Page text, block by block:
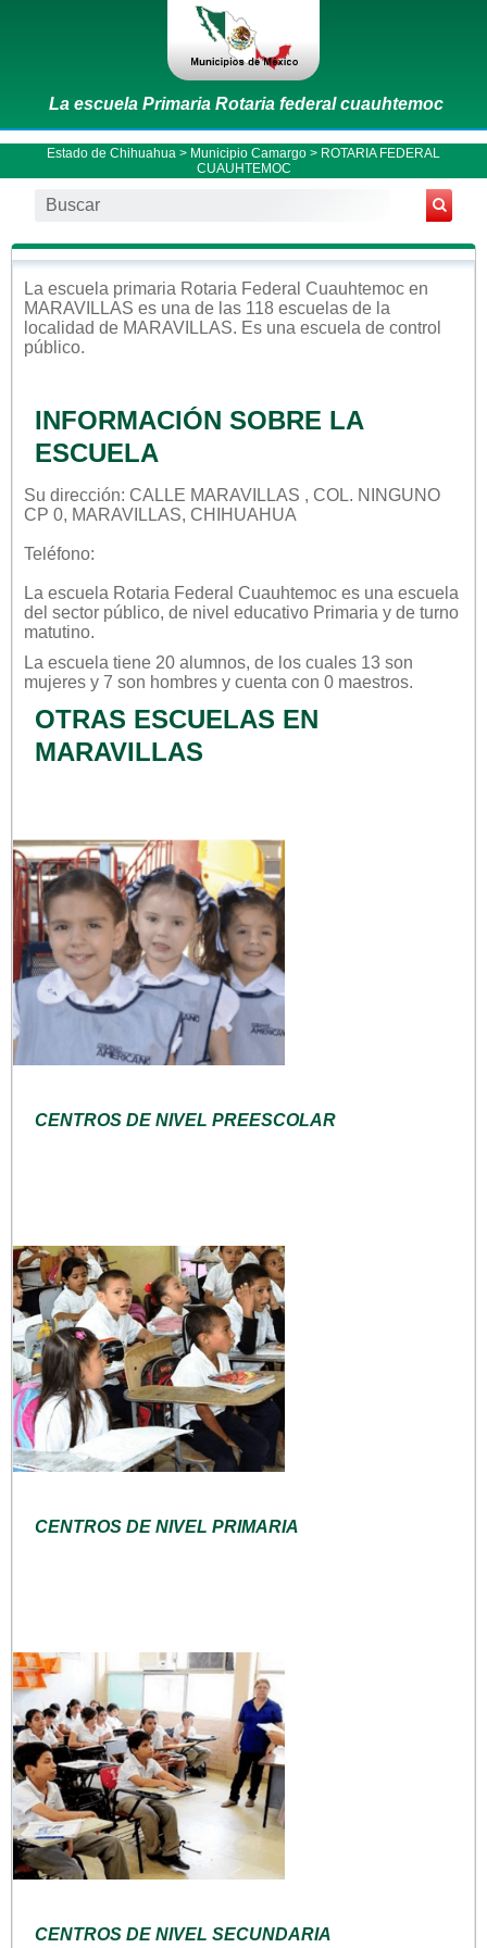
La escuela Primaria Rotaria federal cuauhtemoc
Estado de Chihuahua > Municipio Camargo > ROTARIA FEDERAL
CUAUHTEMOC
La escuela primaria Rotaria Federal Cuauhtemoc en
MARAVILLAS es una de las 118 escuelas de la
localidad de MARAVILLAS. Es una escuela de control
público.
INFORMACIÓN SOBRE LA
ESCUELA
Su dirección: CALLE MARAVILLAS , COL. NINGUNO
CP 0, MARAVILLAS, CHIHUAHUA
Teléfono:
La escuela Rotaria Federal Cuauhtemoc es una escuela
del sector público, de nivel educativo Primaria y de turno
matutino.
La escuela tiene 20 alumnos, de los cuales 13 son
mujeres y 7 son hombres y cuenta con 0 maestros.
OTRAS ESCUELAS EN
MARAVILLAS
CENTROS DE NIVEL PREESCOLAR
CENTROS DE NIVEL PRIMARIA
CENTROS DE NIVEL SECUNDARIA